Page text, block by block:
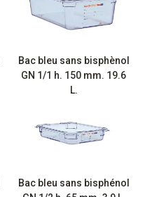
Bac bleu sans bisphènol
GN 1/1 h. 150 mm. 19.6
L.
Bac bleu sans bisphénol